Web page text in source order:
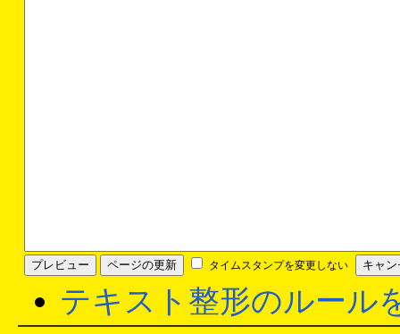
タイムスタンプを変更しない
テキスト整形のルール